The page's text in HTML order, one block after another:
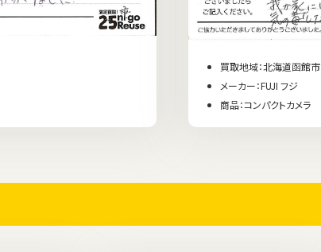
買取地域：北海道函館市
メーカー：FUJI フジ
商品：コンパクトカメラ